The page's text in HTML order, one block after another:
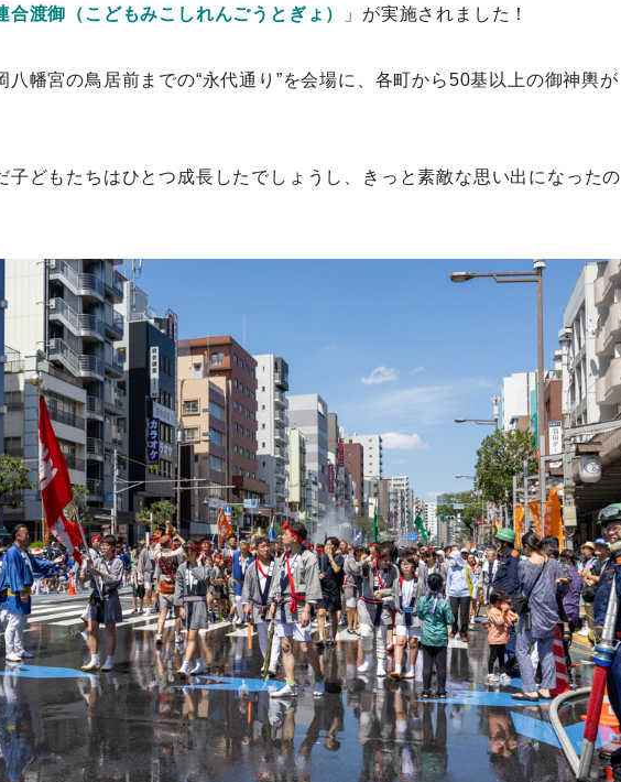
合渡御（こどもみこしれんごうとぎょ） 」が実施されました！
八幡宮の鳥居前までの“永代通り”を会場に、各町から50基以上の御神輿が
子どもたちはひとつ成長したでしょうし、きっと素敵な思い出になったの